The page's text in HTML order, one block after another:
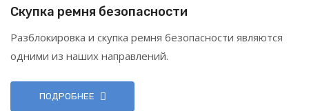
Скупка ремня безопасности
Разблокировка и скупка ремня безопасности являются
одними из наших направлений.
ПОДРОБНЕЕ